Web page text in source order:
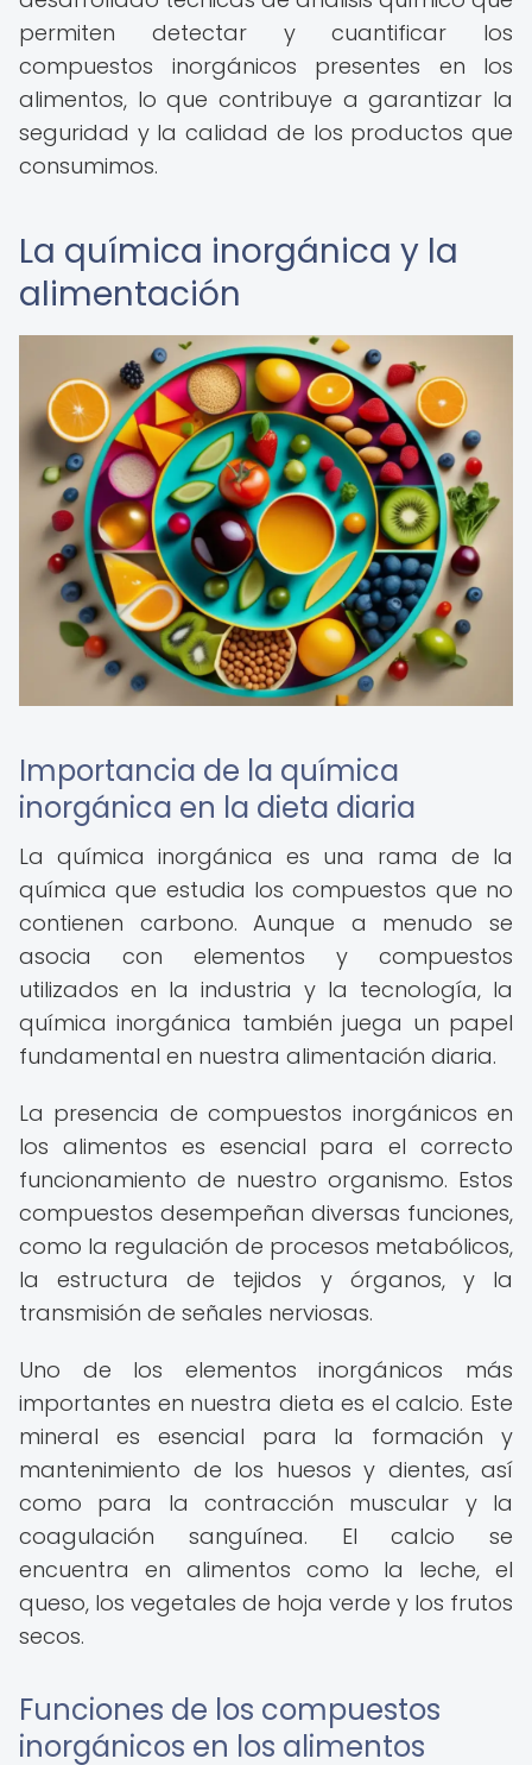
permiten detectar y cuantificar los
compuestos inorgánicos presentes en los
alimentos, lo que contribuye a garantizar la
seguridad y la calidad de los productos que
consumimos.
La química inorgánica y la
alimentación
Importancia de la química
inorgánica en la dieta diaria
La química inorgánica es una rama de la
química que estudia los compuestos que no
contienen carbono. Aunque a menudo se
asocia con elementos y compuestos
utilizados en la industria y la tecnología, la
química inorgánica también juega un papel
fundamental en nuestra alimentación diaria.
La presencia de compuestos inorgánicos en
los alimentos es esencial para el correcto
funcionamiento de nuestro organismo. Estos
compuestos desempeñan diversas funciones,
como la regulación de procesos metabólicos,
la estructura de tejidos y órganos, y la
transmisión de señales nerviosas.
Uno de los elementos inorgánicos más
importantes en nuestra dieta es el calcio. Este
mineral es esencial para la formación y
mantenimiento de los huesos y dientes, así
como para la contracción muscular y la
coagulación sanguínea. El calcio se
encuentra en alimentos como la leche, el
queso, los vegetales de hoja verde y los frutos
secos.
Funciones de los compuestos
inorgánicos en los alimentos